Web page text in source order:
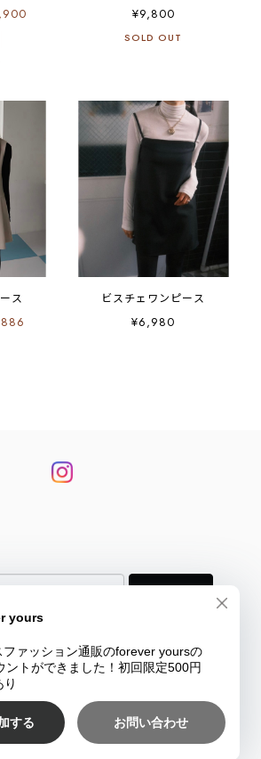
¥9,800
SOLD OUT
ス ビスチェワンピース
¥6,980
登録
プライバシーポリシー
特定商取引法に基づく表記
人レディースファッション通販のforever yours